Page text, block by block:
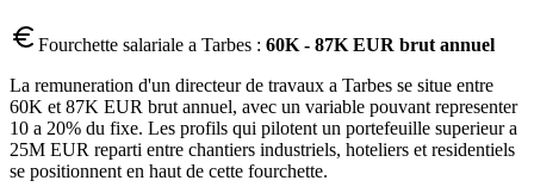
Fourchette salariale a Tarbes : 60K - 87K EUR brut annuel
La remuneration d'un directeur de travaux a Tarbes se situe entre
60K et 87K EUR brut annuel, avec un variable pouvant representer
10 a 20% du fixe. Les profils qui pilotent un portefeuille superieur a
25M EUR reparti entre chantiers industriels, hoteliers et residentiels
se positionnent en haut de cette fourchette.